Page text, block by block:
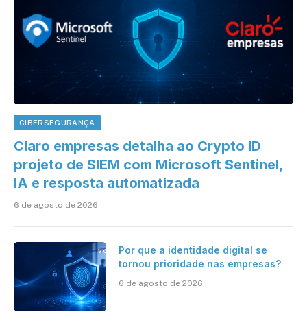
CIBERSEGURANÇA
Claro empresas detalha ao Crypto ID
projeto de SIEM com Microsoft Sentinel,
IA e resposta automatizada
6 de agosto de 2026
Por que a identidade digital se
tornou prioridade nas empresas?
6 de agosto de 2026